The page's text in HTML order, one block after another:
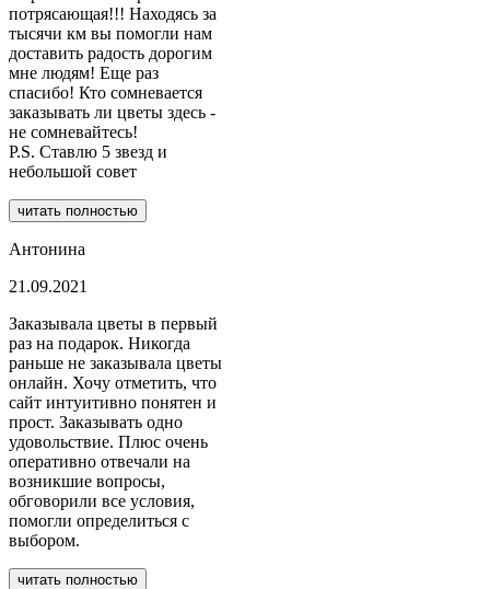
потрясающая!!! Находясь за
тысячи км вы помогли нам
доставить радость дорогим
мне людям! Еще раз
спасибо! Кто сомневается
заказывать ли цветы здесь -
не сомневайтесь!
P.S. Ставлю 5 звезд и
небольшой совет
читать полностью
Антонина
21.09.2021
Заказывала цветы в первый
раз на подарок. Никогда
раньше не заказывала цветы
онлайн. Хочу отметить, что
сайт интуитивно понятен и
прост. Заказывать одно
удовольствие. Плюс очень
оперативно отвечали на
возникшие вопросы,
обговорили все условия,
помогли определиться с
выбором.
читать полностью